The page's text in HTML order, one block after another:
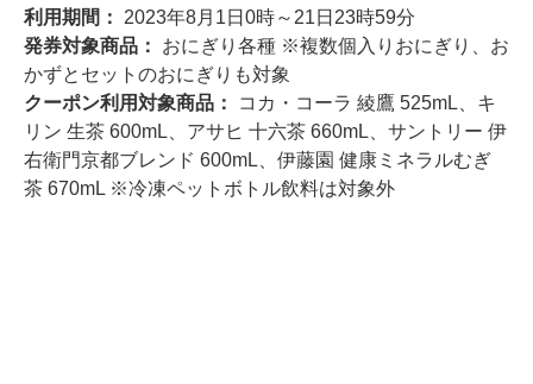
利用期間： 2023年8月1日0時～21日23時59分
発券対象商品： おにぎり各種 ※複数個入りおにぎり、お
かずとセットのおにぎりも対象
クーポン利用対象商品：
コカ・コーラ 綾鷹 525mL、キ
リン 生茶 600mL、アサヒ 十六茶 660mL、サントリー 伊
右衛門京都ブレンド 600mL、伊藤園 健康ミネラルむぎ
茶 670mL ※冷凍ペットボトル飲料は対象外